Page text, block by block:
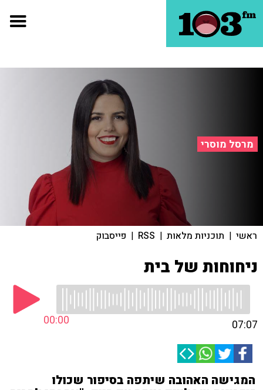
מרסל מוסרי
ראשי | תוכניות מלאות |
RSS
| פייסבוק
ניחוחות של בית
00:00 07:07
המגישה האהובה שיתפה בסיפור שכולו